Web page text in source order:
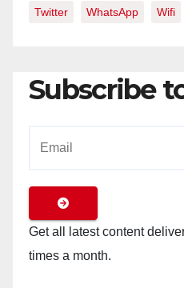
Twitter WhatsApp Wifi
Subscribe
Get all latest content
times a month.